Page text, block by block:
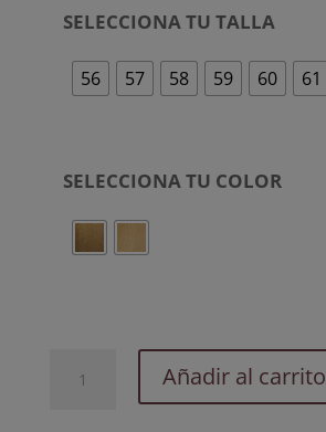
SELECCIONA TU TALLA
56 57 58 59 60 61
SELECCIONA TU COLOR
Añadir al carrito